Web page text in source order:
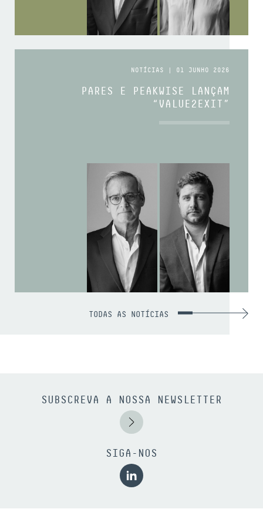
NOTÍCIAS | 01 JUNHO 2026
PARES E PEAKWISE LANÇAM
“VALUE2EXIT”
TODAS AS NOTÍCIAS
SUBSCREVA A NOSSA NEWSLETTER
SIGA-NOS